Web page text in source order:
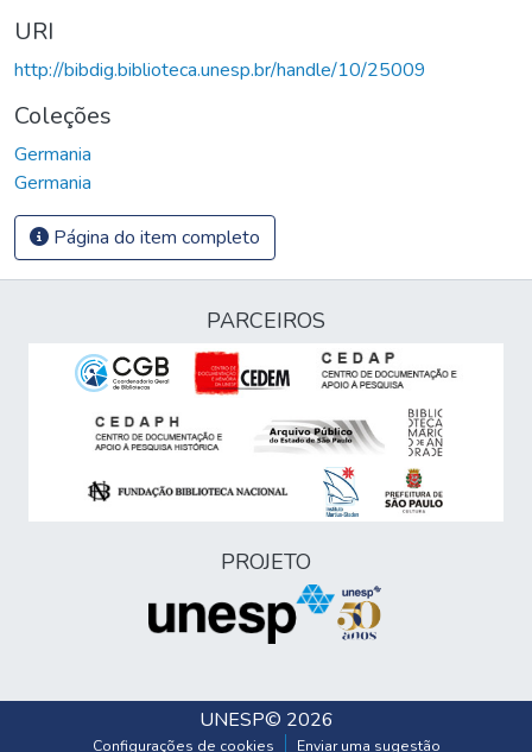
URI
http://bibdig.biblioteca.unesp.br/handle/10/25009
Coleções
Germania
Germania
Página do item completo
PARCEIROS
PROJETO
UNESP© 2026
Configurações de cookies Enviar uma sugestão